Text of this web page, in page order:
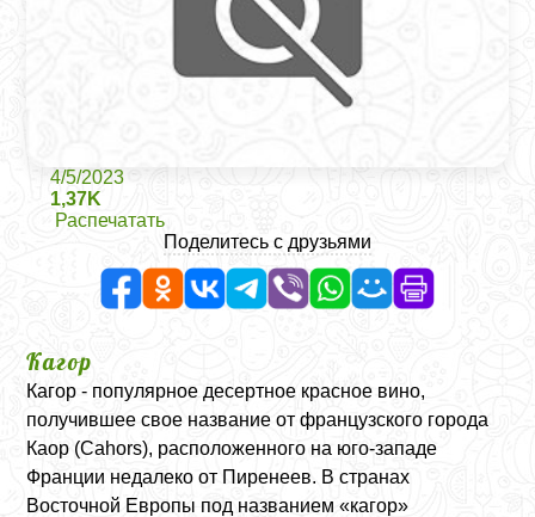
4/5/2023
1,37K
Распечатать
Поделитесь с друзьями
Кагор
Кагор - популярное десертное красное вино,
получившее свое название от французского города
Каор (Cahors), расположенного на юго-западе
Франции недалеко от Пиренеев. В странах
Восточной Европы под названием «кагор»